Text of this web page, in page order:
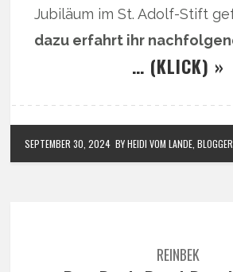
Jubiläum im St. Adolf-Stift
dazu erfahrt ihr
… (KLICK) »
SEPTEMBER 30, 2024 BY HEIDI VOM LANDE,
REINBEK